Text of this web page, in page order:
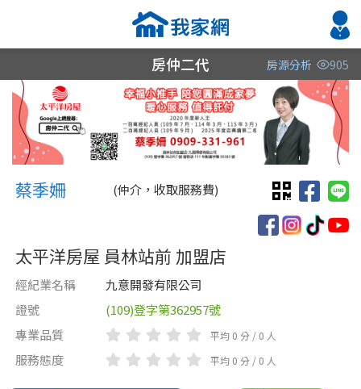
縣市
不限
區域
不限
不拘 公寓 電梯大樓
縣市
不限
區域
不限
縣市
不限
區域
不限
不拘 整層住家 獨立套房
房仲二代 房源分析 905
蔡季姍 蔡季姍
蔡季姍 (仲介，收取服務費)
太平洋房屋 員林站前 加盟店
經紀業名稱
九意開發有限公司
證號
(109)登字第362957號
專業品質
平均 0 分 / 0 人
服務態度 平均 0 分 / 0 人